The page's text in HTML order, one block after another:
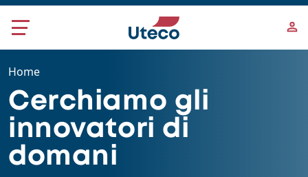
Salta al contenuto principale
Home
Cerchiamo gli
innovatori di
domani